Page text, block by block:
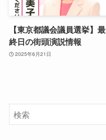
【東京都議会議員選挙】最
終日の街頭演説情報
2025年6月21日